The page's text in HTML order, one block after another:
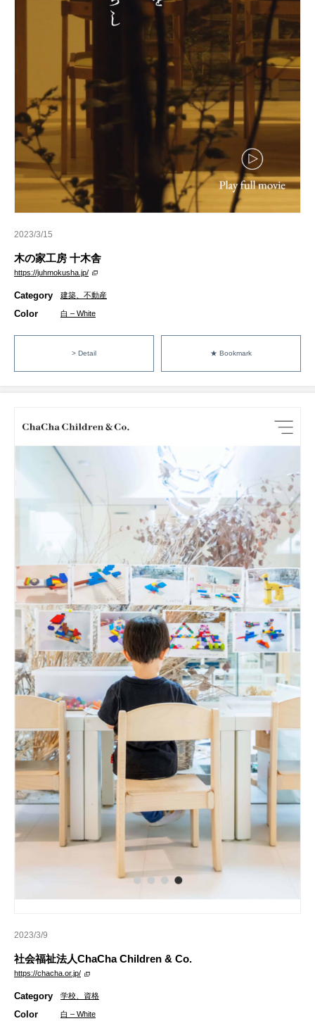
2023/3/15
木の家工房 十木舎
https://juhmokusha.jp/
Category 建築、不動産
Color 白 – White
> Detail ★ Bookmark
2023/3/9
社会福祉法人ChaCha Children & Co.
https://chacha.or.jp/
Category 学校、資格
Color 白 – White